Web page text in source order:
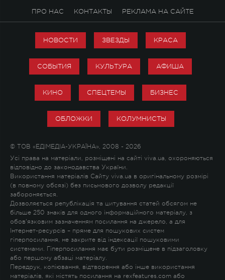
ПРО НАС КОНТАКТЫ РЕКЛАМА НА САЙТЕ
НОВОСТИ ЗВЕЗДЫ КРАСА
СОБЫТИЯ КУЛЬТУРА АФИША
КИНО СПЕЦТЕМЫ БИЗНЕС
ОБЛОЖКИ КОЛУМНИСТЫ
© ТОВ «ЕДІМЕДІА-УКРАЇНА», 2008 - 2026
Усі права на матеріали, розміщені на сайті viva.ua, охороняються
відповідно до законодавства України.
Використання матеріалів Сайту viva.ua в оригінальному розмірі
(в повному обсязі) без письмового дозволу редакції
забороняється.
Дозволяється републікація та цитування статей обсягом не
більше 250 знаків для одного інформаційного матеріалу, з
обов'язковим зазначенням посилання на джерело, а для
Інтернет-ресурсів – пряме для пошукових систем
гіперпосилання, не закрите від індексації пошуковими
системами. Гіперпосилання має бути розміщене в підзаголовку
або першому абзаці матеріалу.
Передрук, копіювання, відтворення або інше використання
матеріалів, які містять посилання на rexfeatures.com або